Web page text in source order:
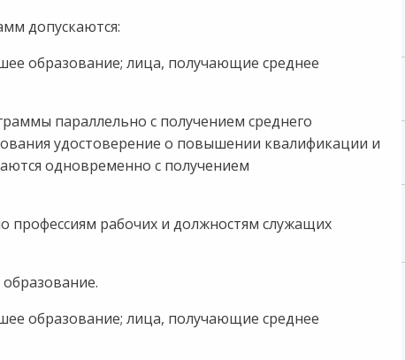
допускаются:
образование; лица, получающие среднее
параллельно с получением среднего
удостоверение о повышении квалификации и
одновременно с получением
рабочих и должностям служащих
образование; лица, получающие среднее